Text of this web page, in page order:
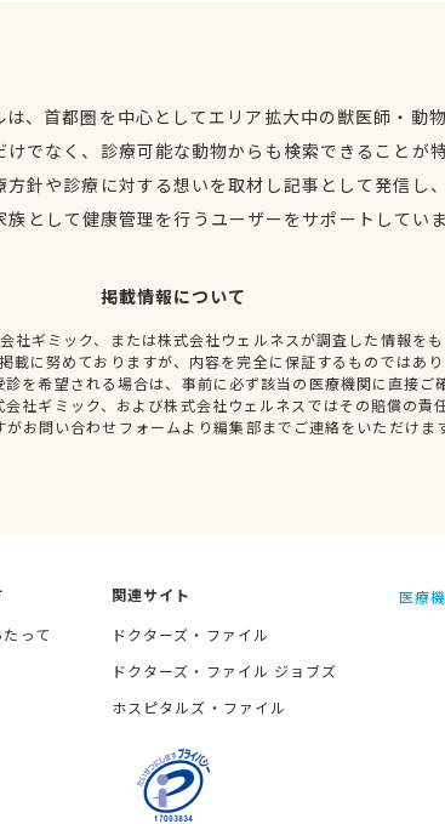
、首都圏を中心としてエリア拡大中の獣医師・動
けでなく、診療可能な動物からも検索できることが
方針や診療に対する想いを取材し記事として発信し
族として健康管理を行うユーザーをサポートしてい
掲載情報について
社ギミック、または株式会社ウェルネスが調査した情報を
載に努めておりますが、内容を完全に保証するものではあ
を希望される場合は、事前に必ず該当の医療機関に直接ご
社ギミック、および株式会社ウェルネスではその賠償の責
お問い合わせフォームより編集部までご連絡をいただけま
って
関連サイト
ドクターズ・ファイル
ドクターズ・ファイル ジョブズ
ホスピタルズ・ファイル
医療